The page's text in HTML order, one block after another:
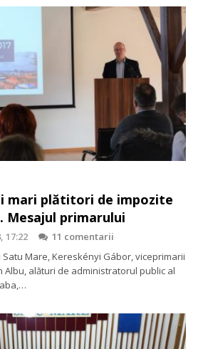
mari plătitori de impozite
Mesajul primarului
17:22
11 comentarii
Mare, Kereskényi Gábor, viceprimarii
Albu, alături de administratorul public al